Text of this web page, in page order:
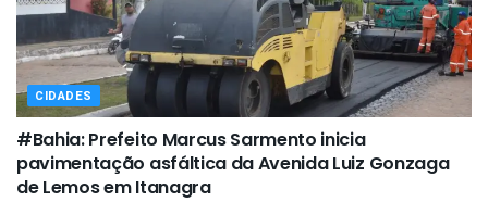
CIDADES
#Bahia: Prefeito Marcus Sarmento inicia
pavimentação asfáltica da Avenida Luiz Gonzaga
de Lemos em Itanagra